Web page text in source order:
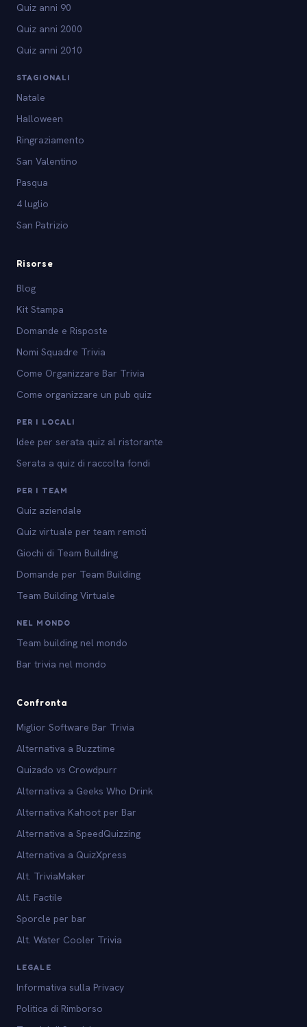
Quiz anni 90
Quiz anni 2000
Quiz anni 2010
STAGIONALI
Natale
Halloween
Ringraziamento
San Valentino
Pasqua
4 luglio
San Patrizio
Risorse
Blog
Kit Stampa
Domande e Risposte
Nomi Squadre Trivia
Come Organizzare Bar Trivia
Come organizzare un pub quiz
PER I LOCALI
Idee per serata quiz al ristorante
Serata a quiz di raccolta fondi
PER I TEAM
Quiz aziendale
Quiz virtuale per team remoti
Giochi di Team Building
Domande per Team Building
Team Building Virtuale
NEL MONDO
Team building nel mondo
Bar trivia nel mondo
Confronta
Miglior Software Bar Trivia
Alternativa a Buzztime
Quizado vs Crowdpurr
Alternativa a Geeks Who Drink
Alternativa Kahoot per Bar
Alternativa a SpeedQuizzing
Alternativa a QuizXpress
Alt. TriviaMaker
Alt. Factile
Sporcle per bar
Alt. Water Cooler Trivia
LEGALE
Informativa sulla Privacy
Politica di Rimborso